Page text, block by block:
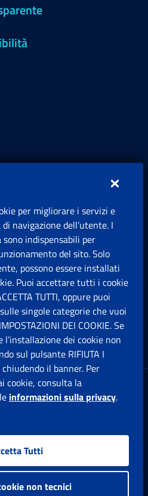
Ciro il Grande, 21
nuova finestra
una nuova finestra
Apre una nuova
Youtube: Apre una
Instagram:
per migliorare i servizi e
navigazione dell’utente. I
indispensabili per
del sito. Solo
possono essere installati
Puoi accettare tutti i cookie
TUTTI, oppure puoi
singole categorie che vuoi
DEI COOKIE. Se
dei cookie non
sul pulsante RIFIUTA I
chiudendo il banner. Per
cookie, consulta la
informazioni sulla privacy.
Tutti
non tecnici